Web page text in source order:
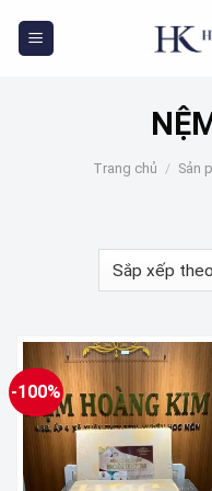
Trang chủ / Sản
-100%